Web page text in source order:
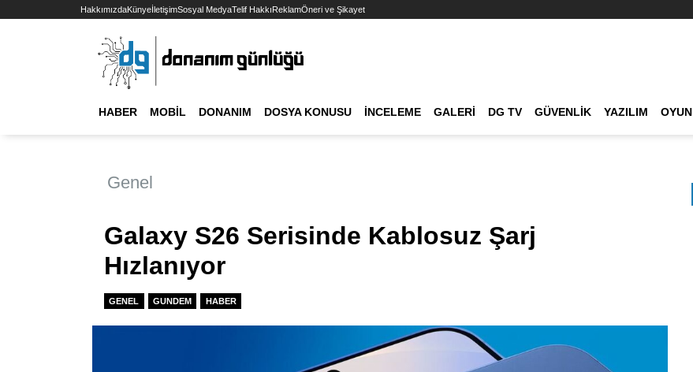
HakkımızdaKünyeİletişimSosyal MedyaTelif HakkıReklamÖneri ve Şikayet
HABER MOBIL DONANIM DOSYA KONUSU İNCELEME GALERI DG TV GÜVENLIK YAZILIM OYUN
Genel
Galaxy S26 Serisinde Kablosuz Şarj
Hızlanıyor
GENEL GUNDEM HABER